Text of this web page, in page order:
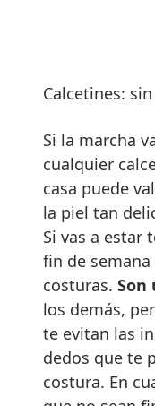
Calcetines:
Si la marcha
cualquier
casa puede
la piel tan
Si vas a estar
fin de
costuras. Son
los demás,
te evitan las
dedos que te
costura. En